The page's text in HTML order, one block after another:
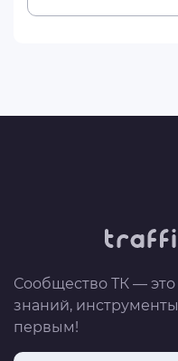
Сообщество ТК —
знаний,
первым!